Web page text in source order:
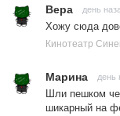
Вера день
Хожу сюда
Кинотеатр
Марина день
Шли пешком
шикарный на